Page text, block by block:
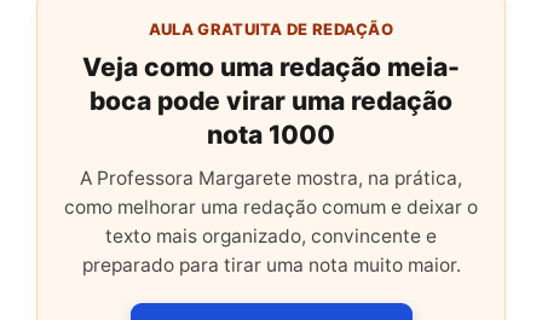
AULA GRATUITA DE REDAÇÃO
Veja como uma redação meia-
boca pode virar uma redação
nota 1000
A Professora Margarete mostra, na prática,
como melhorar uma redação comum e deixar o
texto mais organizado, convincente e
preparado para tirar uma nota muito maior.